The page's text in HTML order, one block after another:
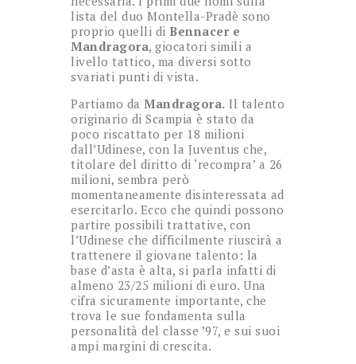
lista del duo Montella-Pradè sono
proprio quelli di Bennacer e
Mandragora, giocatori simili a
livello tattico, ma diversi sotto
svariati punti di vista.
Partiamo da Mandragora. Il talento
originario di Scampia è stato da
poco riscattato per 18 milioni
dall’Udinese, con la Juventus che,
titolare del diritto di ‘recompra’ a 26
milioni, sembra però
momentaneamente disinteressata ad
esercitarlo. Ecco che quindi possono
partire possibili trattative, con
l’Udinese che difficilmente riuscirà a
trattenere il giovane talento: la
base d’asta è alta, si parla infatti di
almeno 23/25 milioni di euro. Una
cifra sicuramente importante, che
trova le sue fondamenta sulla
personalità del classe ’97, e sui suoi
ampi margini di crescita.